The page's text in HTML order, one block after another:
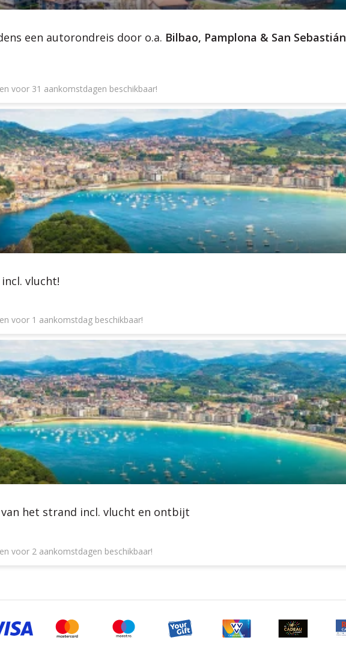
een autorondreis door o.a. Bilbao, Pamplona & San Sebastián
voor 31 aankomstdagen beschikbaar!
vlucht!
voor 1 aankomstdag beschikbaar!
het strand incl. vlucht en ontbijt
voor 2 aankomstdagen beschikbaar!